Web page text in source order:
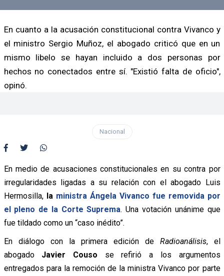
En cuanto a la acusación constitucional contra Vivanco y
el ministro Sergio Muñoz, el abogado criticó que en un
mismo libelo se hayan incluido a dos personas por
hechos no conectados entre sí. "Existió falta de oficio",
opinó.
Nacional
En medio de acusaciones constitucionales en su contra por
irregularidades ligadas a su relación con el abogado Luis
Hermosilla,la ministra Ángela Vivanco fue removida por
el pleno de la Corte Suprema. Una votación unánime que
fue tildado como un “caso inédito”.
En diálogo con la primera edición de Radioanálisis, el
abogado Javier Couso se refirió a los argumentos
entregados para la remoción de la ministra Vivanco por parte